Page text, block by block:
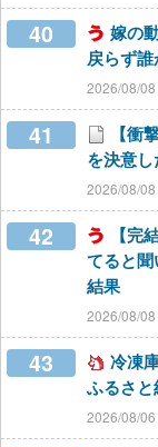
40
嫁の
戻らず
2026/08/
41
【衝
を決意
2026/08/
42
【完
てると
結果
2026/08/
43
冷凍
ふるさ
2026/08/